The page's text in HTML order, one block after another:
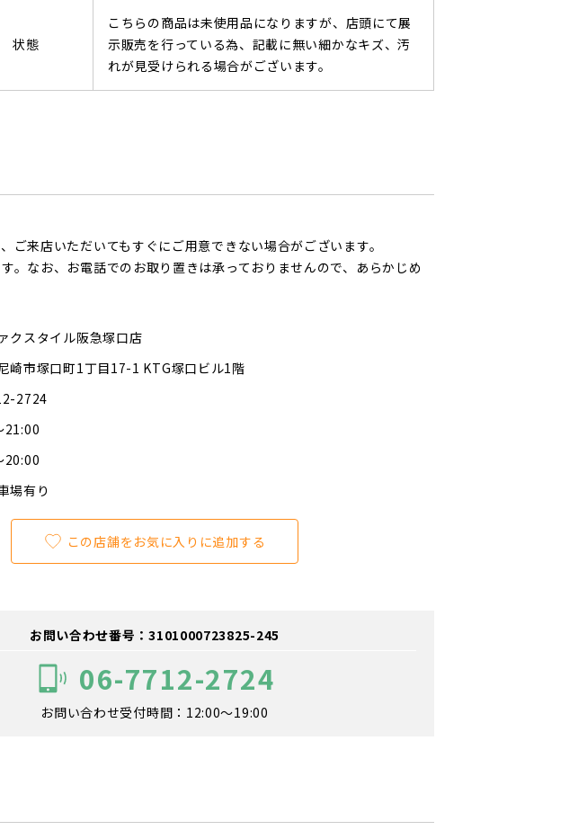
状態
こちらの商品は未使用品になりますが、店頭にて展
示販売を行っている為、記載に無い細かなキズ、汚
れが見受けられる場合がございます。
来店いただいてもすぐにご用意できない場合がございます。
。なお、お電話でのお取り置きは承っておりませんので、あらかじめ
クスタイル阪急塚口店
崎市塚口町1丁目17-1 KTG塚口ビル1階
2724
21:00
20:00
場有り
この店舗をお気に入りに追加する
お問い合わせ番号：3101000723825-245
06-7712-2724
お問い合わせ受付時間：12:00～19:00